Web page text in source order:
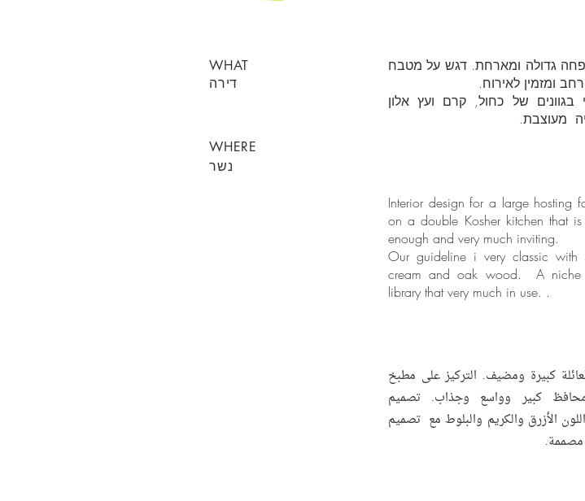
WHAT
דירה
WHERE
גדולה ומארחת. דגש על מטבח
ומזמין לאירוח.
של כחול, קרם ועץ אלון
מעוצבת.
נשר
Interior design for a large hosting
on a double Kosher kitchen that
enough and very much inviting.
Our guideline i very classic with
cream and oak wood. A niche
library that very much in use. .
كبيرة ومضيف. التركيز على مطبخ
كبير وواسع وجذاب. تصميم
الأزرق والكريم والبلوط مع تصميم